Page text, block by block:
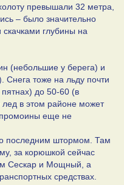
превышали 32 метра,
– было значительно
глубины на
(небольшие у берега) и
Снега тоже на льду почти
до 50-60 (в
лед в этом районе может
промоины еще не
последним штормом. Там
за корюшкой сейчас
Сескар и Мощный, а
средствах.